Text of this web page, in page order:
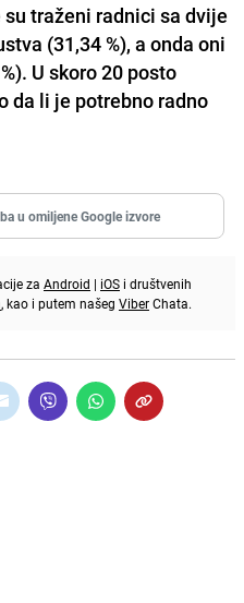
traženi radnici sa dvije
(31,34 %), a onda oni
U skoro 20 posto
da li je potrebno radno
u omiljene Google izvore
za Android | iOS i društvenih
, kao i putem našeg ViberChata.